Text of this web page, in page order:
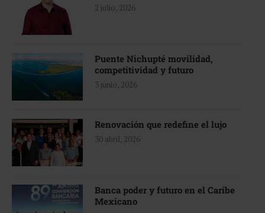
2 julio, 2026
Puente Nichupté movilidad,
competitividad y futuro
3 junio, 2026
Renovación que redefine el lujo
30 abril, 2026
Banca poder y futuro en el Caribe
Mexicano